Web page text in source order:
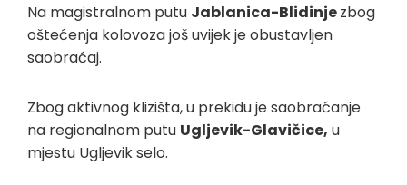
Na magistralnom putu Jablanica-Blidinjezbog
oštećenja kolovoza još uvijek je obustavljen
saobraćaj.
Zbog aktivnog klizišta, u prekidu je saobraćanje
na regionalnom putu Ugljevik-Glavičice, u
mjestu Ugljevik selo.